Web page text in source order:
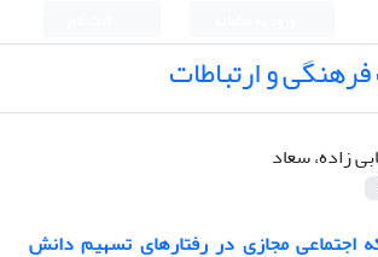
و ارتباطات
زاده، سعاد
مجازی در رفتارهای تسهیم دانش